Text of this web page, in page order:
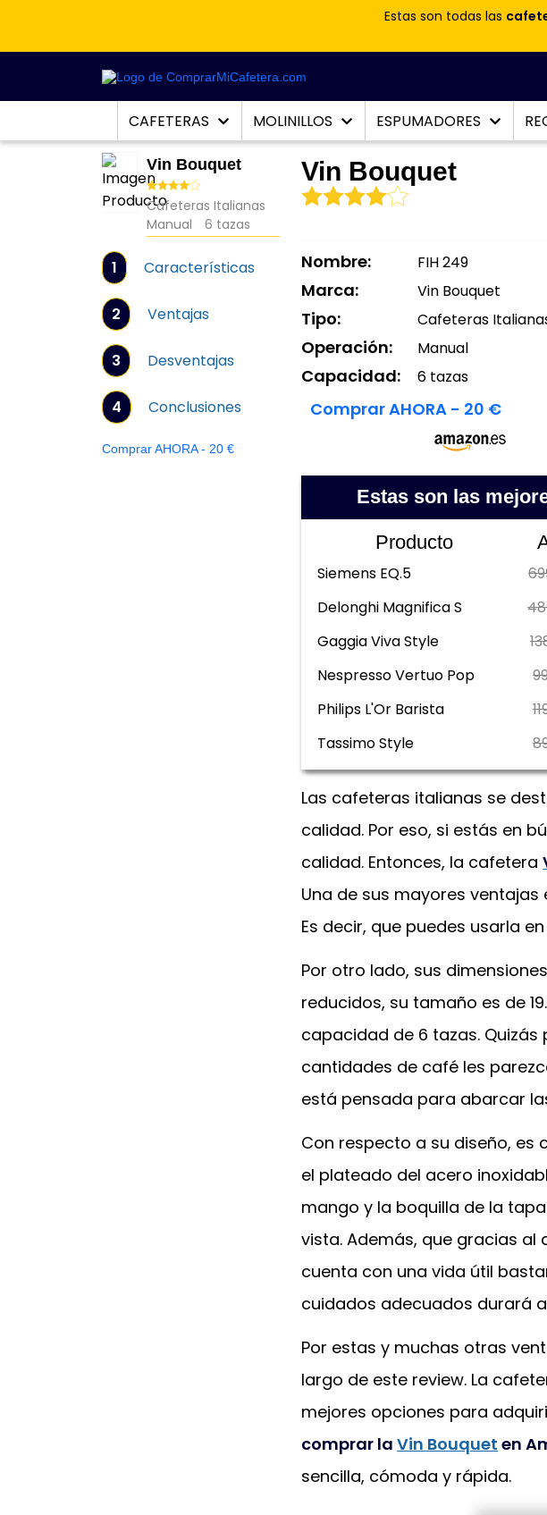
Estas son todas las
CAFETERAS MOLINILLOS ESPUMADORES
Vin Bouquet
Cafeteras Italianas
Manual
6 tazas
1 Características
2 Ventajas
3 Desventajas
4 Conclusiones
Comprar AHORA - 20 €
Vin Bouquet
Nombre: FIH 249
Marca: Vin Bouquet
Tipo: Cafeteras
Operación: Manual
Capacidad: 6 tazas
Comprar AHORA - 20 €
Estas son las
Producto
Siemens EQ.5
Delonghi Magnifica S
Gaggia Viva Style
Nespresso Vertuo Pop
Philips L'Or Barista
Tassimo Style
Las cafeteras italianas se
calidad. Por eso, si estás en
calidad. Entonces, la cafetera
Una de sus mayores
Es decir, que puedes usarla
Por otro lado, sus
reducidos, su tamaño es de
capacidad de 6 tazas.
cantidades de café les
está pensada para abarcar
Con respecto a su diseño, es
el plateado del acero
mango y la boquilla de la
vista. Además, que gracias al
cuenta con una vida útil
cuidados adecuados durará
Por estas y muchas otras
largo de este review. La
mejores opciones para
comprar laVin Bouquet en
sencilla, cómoda y rápida.